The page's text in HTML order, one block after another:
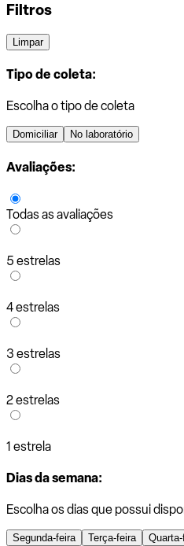
Filtros
Limpar
Tipo de coleta:
Escolha o tipo de coleta
Domiciliar No laboratório
Avaliações:
Todas as avaliações
5 estrelas
4 estrelas
3 estrelas
2 estrelas
1 estrela
Dias da semana:
Escolha os dias que possui
Segunda-feira Terça-feira